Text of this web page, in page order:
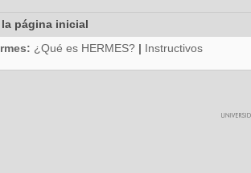
la página inicial
¿Qué es HERMES? | Instructivos